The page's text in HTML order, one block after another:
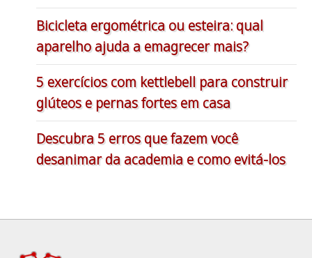
Bicicleta ergométrica ou esteira: qual
aparelho ajuda a emagrecer mais?
5 exercícios com kettlebell para construir
glúteos e pernas fortes em casa
Descubra 5 erros que fazem você
desanimar da academia e como evitá-los